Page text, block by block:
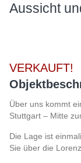
Aussicht
VERKAUFT!
Über uns kommt
Stuttgart – Mitte
Die Lage ist
Sie über die